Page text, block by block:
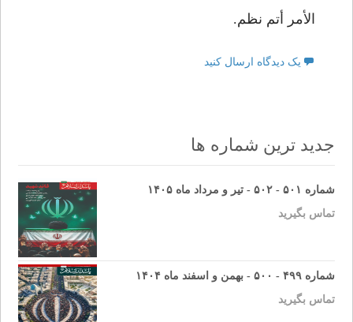
الأمر أتم نظم.
یک دیدگاه ارسال کنید
جدید ترین شماره ها
شماره ۵۰۱ - ۵۰۲ - تیر و مرداد ماه ۱۴۰۵
تماس بگیرید
شماره ۴۹۹ - ۵۰۰ - بهمن و اسفند ماه ۱۴۰۴
تماس بگیرید